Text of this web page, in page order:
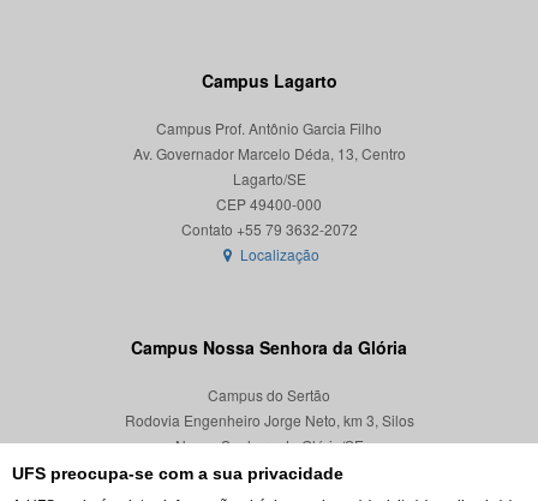
UFS preocupa-se com a sua privacidade
Campus Lagarto
Campus Prof. Antônio Garcia Filho
Av. Governador Marcelo Déda, 13, Centro
Lagarto/SE
CEP 49400-000
Localização
Campus Nossa Senhora da Glória
Campus do Sertão
Rodovia Engenheiro Jorge Neto, km 3, Silos
Nossa Senhora da Glória/SE
CEP 49680-000